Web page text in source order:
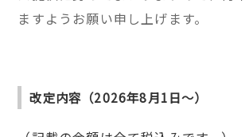
ますようお願い申し上げます。
改定内容（2026年8月1日～）